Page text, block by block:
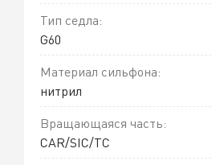
Тип седла:
G60
Материал сильфона:
нитрил
Вращающаяся часть:
CAR/SIC/TC